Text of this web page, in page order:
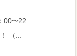
〜22...
（...